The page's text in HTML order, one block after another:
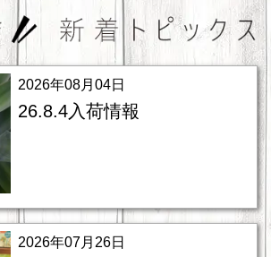
2026年08月04日
26.8.4入荷情報
2026年07月26日